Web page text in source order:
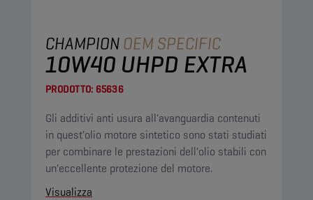
CHAMPIONOEM SPECIFIC
10W40 UHPD EXTRA
PRODOTTO: 65636
Gli additivi anti usura all'avanguardia contenuti
in quest'olio motore sintetico sono stati studiati
per combinare le prestazioni dell'olio stabili con
un'eccellente protezione del motore.
Visualizza